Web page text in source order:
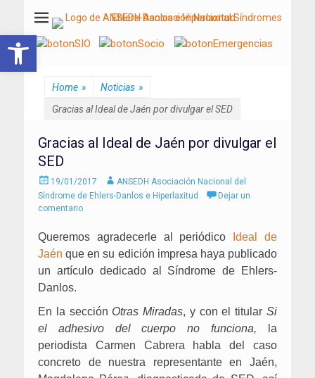
Abrir barra de herramientas
ANSEDH
Asociación Nacional del Síndrome de Ehlers-Danlos e Hiperlaxitud
Home » Noticias »
Gracias al Ideal de Jaén por divulgar el SED
Gracias al Ideal de Jaén por divulgar el
SED
Enviado
el
19/01/2017 AutorANSEDH Asociación Nacional del
Síndrome de Ehlers-Danlos e Hiperlaxitud
Dejar un
comentario
Queremos agradecerle al periódico
Ideal de
Jaén que en su edición impresa haya publicado
un artículo dedicado al Síndrome de Ehlers-
Danlos.
En la sección Otras Miradas, y con el titularSi
el adhesivo del cuerpo no funciona, la
periodista Carmen Cabrera habla del caso
concreto de nuestra representante en Jaén,